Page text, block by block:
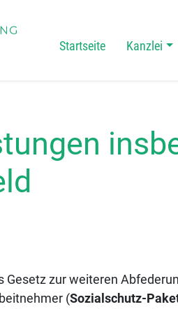
Main
Startseite Kanzlei
Gesetz zur weiteren
(Sozialschutz-